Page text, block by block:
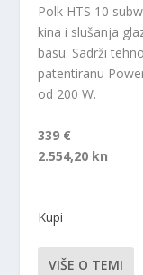
Polk HTS 10
kina i slušanja
basu. Sadrži
patentiranu
od 200 W.
339 €
2.554,20 kn
Kupi
VIŠE O TEMI